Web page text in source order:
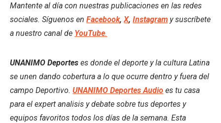
Mantente al día con nuestras publicaciones en las redes
sociales. Síguenos en Facebook, X, Instagram y suscríbete
a nuestro canal de YouTube.
UNANIMO Deportes es donde el deporte y la cultura Latina
se unen dando cobertura a lo que ocurre dentro y fuera del
campo Deportivo. UNANIMO Deportes Audio es tu casa
para el expert analisis y debate sobre tus deportes y
equipos favoritos todos los días de la semana. Esta